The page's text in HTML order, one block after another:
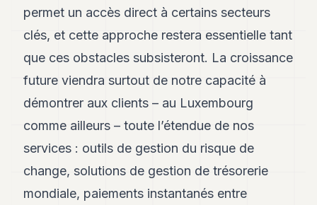
permet un accès direct à certains secteurs
clés, et cette approche restera essentielle tant
que ces obstacles subsisteront. La croissance
future viendra surtout de notre capacité à
démontrer aux clients – au Luxembourg
comme ailleurs – toute l’étendue de nos
services : outils de gestion du risque de
change, solutions de gestion de trésorerie
mondiale, paiements instantanés entre